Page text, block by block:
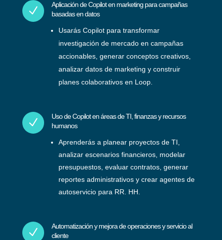
N
Aplicación de Copilot en marketing para campañas
basadas en datos
Usarás Copilot para transformar
investigación de mercado en campañas
accionables, generar conceptos creativos,
analizar datos de marketing y construir
planes colaborativos en Loop.
N
Uso de Copilot en áreas de TI, finanzas y recursos
humanos
Aprenderás a planear proyectos de TI,
analizar escenarios financieros, modelar
presupuestos, evaluar contratos, generar
reportes administrativos y crear agentes de
autoservicio para RR. HH.
N
Automatización y mejora de operaciones y servicio al
cliente